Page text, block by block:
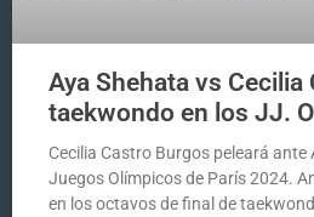
Aya Shehata vs Cecilia
taekwondo en los JJ.
Cecilia Castro Burgos peleará ante
Juegos Olímpicos de París 2024.
en los octavos de final de